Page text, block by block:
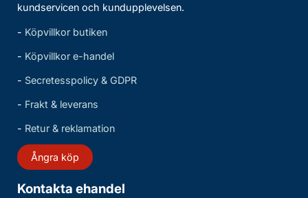
kundservicen och kundupplevelsen.
- Köpvillkor butiken
- Köpvillkor e-handel
- Secretesspolicy & GDPR
- Frakt & leverans
- Retur & reklamation
Ångra köp
Kontakta ehandel